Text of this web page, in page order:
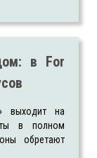
в For
выходит на
в полном
обретают